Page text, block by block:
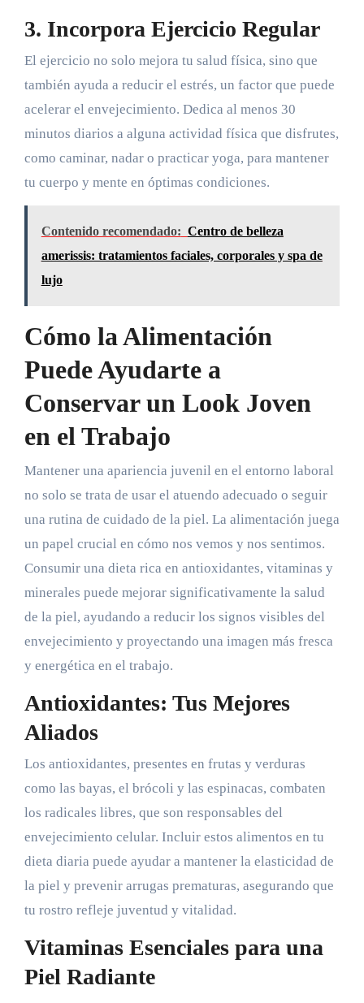
3. Incorpora Ejercicio Regular
El ejercicio no solo mejora tu salud física, sino que
también ayuda a reducir el estrés, un factor que puede
acelerar el envejecimiento. Dedica al menos 30
minutos diarios a alguna actividad física que disfrutes,
como caminar, nadar o practicar yoga, para mantener
tu cuerpo y mente en óptimas condiciones.
Contenido recomendado: Centro de belleza
amerissis: tratamientos faciales, corporales y spa de
lujo
Cómo la Alimentación
Puede Ayudarte a
Conservar un Look Joven
en el Trabajo
Mantener una apariencia juvenil en el entorno laboral
no solo se trata de usar el atuendo adecuado o seguir
una rutina de cuidado de la piel. La alimentación juega
un papel crucial en cómo nos vemos y nos sentimos.
Consumir una dieta rica en antioxidantes, vitaminas y
minerales puede mejorar significativamente la salud
de la piel, ayudando a reducir los signos visibles del
envejecimiento y proyectando una imagen más fresca
y energética en el trabajo.
Antioxidantes: Tus Mejores
Aliados
Los antioxidantes, presentes en frutas y verduras
como las bayas, el brócoli y las espinacas, combaten
los radicales libres, que son responsables del
envejecimiento celular. Incluir estos alimentos en tu
dieta diaria puede ayudar a mantener la elasticidad de
la piel y prevenir arrugas prematuras, asegurando que
tu rostro refleje juventud y vitalidad.
Vitaminas Esenciales para una
Piel Radiante